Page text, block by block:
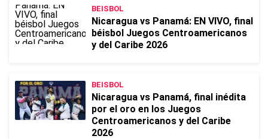
BEISBOL
Nicaragua vs Panamá: EN VIVO, final
béisbol Juegos Centroamericanos
y del Caribe 2026
BEISBOL
Nicaragua vs Panamá, final inédita
por el oro en los Juegos
Centroamericanos y del Caribe
2026